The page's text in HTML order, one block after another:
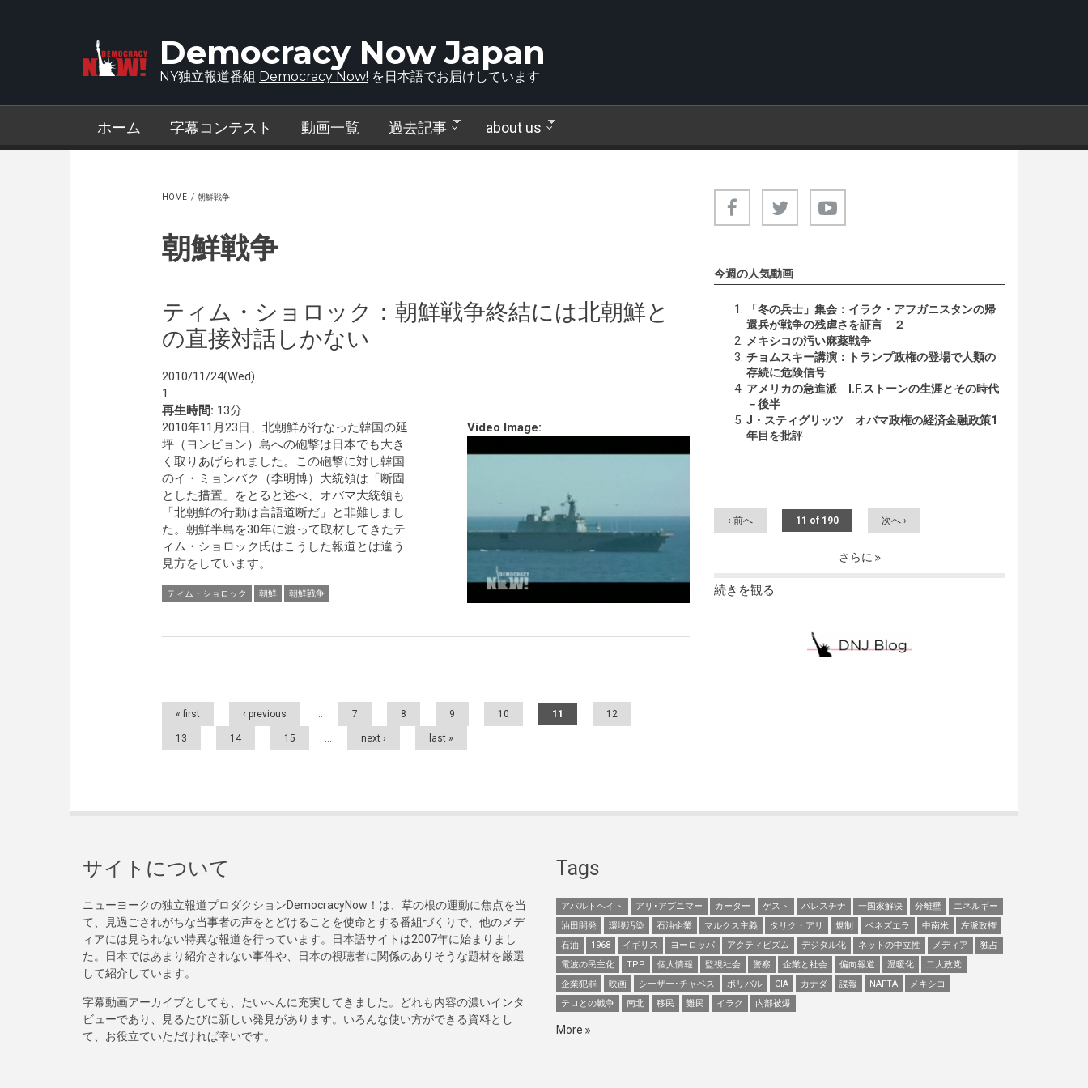
Democracy Now Japan
NY独立報道番組 Democracy Now! を日本語でお届けしています
ホーム 字幕コンテスト 動画一覧 過去記事 about us
HOME / 朝鮮戦争
朝鮮戦争
ティム・ショロック：朝鮮戦争終結には北朝鮮と
の直接対話しかない
2010/11/24(Wed)
1
再生時間: 13分
Video Image:
2010年11月23日、北朝鮮が行なった韓国の延
坪（ヨンピョン）島への砲撃は日本でも大き
く取りあげられました。この砲撃に対し韓国
のイ・ミョンバク（李明博）大統領は「断固
とした措置」をとると述べ、オバマ大統領も
「北朝鮮の行動は言語道断だ」と非難しまし
た。朝鮮半島を30年に渡って取材してきたテ
ィム・ショロック氏はこうした報道とは違う
見方をしています。
ティム・ショロック 朝鮮 朝鮮戦争
Pages
« first ‹ previous … 7 8 9 10 11 12
13 14 15 … next › last »
今週の人気動画
「冬の兵士」集会：イラク・アフガニスタンの帰
還兵が戦争の残虐さを証言 ２
メキシコの汚い麻薬戦争
チョムスキー講演：トランプ政権の登場で人類の
存続に危険信号
アメリカの急進派 I.F.ストーンの生涯とその時代
－後半
J・スティグリッツ オバマ政権の経済金融政策1
年目を批評
‹ 前へ 11 of 190 次へ ›
さらに
続きを観る
サイトについて
ニューヨークの独立報道プロダクションDemocracyNow！は、草の根の運動に焦点を当
て、見過ごされがちな当事者の声をとどけることを使命とする番組づくりで、他のメデ
ィアには見られない特異な報道を行っています。日本語サイトは2007年に始まりまし
た。日本ではあまり紹介されない事件や、日本の視聴者に関係のありそうな題材を厳選
して紹介しています。
字幕動画アーカイブとしても、たいへんに充実してきました。どれも内容の濃いインタ
ビューであり、見るたびに新しい発見があります。いろんな使い方ができる資料とし
て、お役立ていただければ幸いです。
Tags
アパルトヘイト アリ･アブニマー カーター ゲスト パレスチナ 一国家解決 分離壁
エネルギー
油田開発
環境汚染 石油企業 マルクス主義 タリク・アリ 規制 ベネズエラ 中南米
左派政権
石油
1968 イギリス ヨーロッパ アクティビズム デジタル化 ネットの中立性 メディア
独占
電波の民主化
TPP 個人情報 監視社会 警察 企業と社会 偏向報道 温暖化
二大政党
企業犯罪
映画 シーザー･チャベス ボリバル CIA カナダ 諜報 NAFTA
メキシコ
テロとの戦争
南北 移民 難民 イラク 内部被爆
More